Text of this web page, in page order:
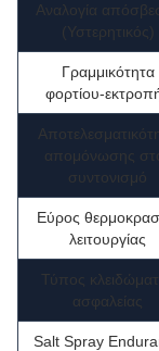
Αναλογία
(Υστερητικός)
Γραμμικότητα
φορτίου-
απομόνωσης
συντονισμό
Εύρος
λειτουργίας
Τύπος
ασφαλείας
Salt Spray